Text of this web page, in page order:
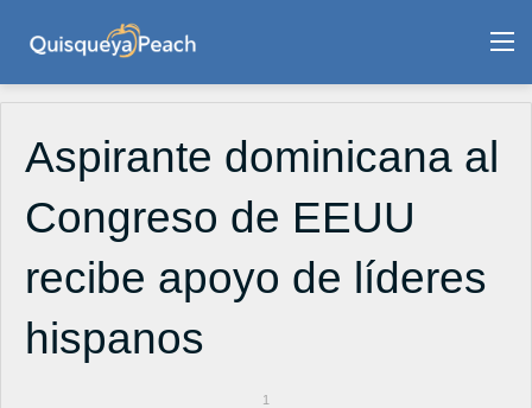
Aspirante dominicana al
Congreso de EEUU
recibe apoyo de líderes
hispanos
1